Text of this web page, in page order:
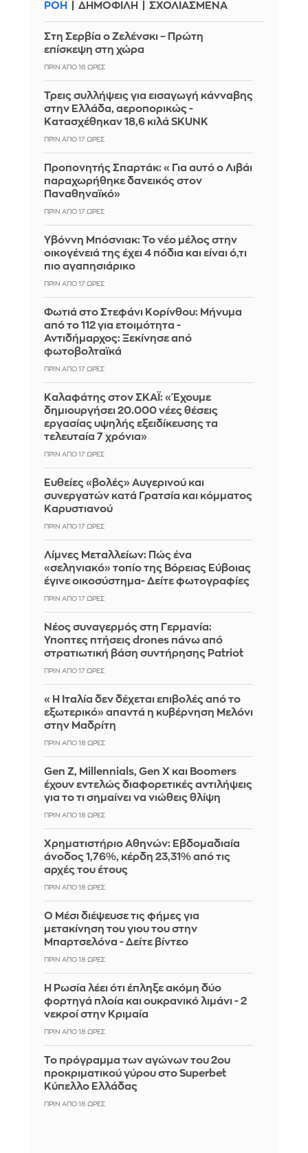
ΡΟΗ ΔΗΜΟΦΙΛΗ ΣΧΟΛΙΑΣΜΕΝΑ
Στη Σερβία ο Ζελένσκι – Πρώτη
επίσκεψη στη χώρα
ΠΡΙΝ ΑΠΌ 16 ΏΡΕΣ
Τρεις συλλήψεις για εισαγωγή κάνναβης
στην Ελλάδα, αεροπορικώς -
Κατασχέθηκαν 18,6 κιλά SKUNK
ΠΡΙΝ ΑΠΌ 17 ΏΡΕΣ
Προπονητής Σπαρτάκ: «Για αυτό ο Λιβάι
παραχωρήθηκε δανεικός στον
Παναθηναϊκό»
ΠΡΙΝ ΑΠΌ 17 ΏΡΕΣ
Υβόννη Μπόσνιακ: Το νέο μέλος στην
οικογένειά της έχει 4 πόδια και είναι ό,τι
πιο αγαπησιάρικο
ΠΡΙΝ ΑΠΌ 17 ΏΡΕΣ
Φωτιά στο Στεφάνι Κορίνθου: Μήνυμα
από το 112 για ετοιμότητα -
Αντιδήμαρχος: Ξεκίνησε από
φωτοβολταϊκά
ΠΡΙΝ ΑΠΌ 17 ΏΡΕΣ
Καλαφάτης στον ΣΚΑΪ: «Έχουμε
δημιουργήσει 20.000 νέες θέσεις
εργασίας υψηλής εξειδίκευσης τα
τελευταία 7 χρόνια»
ΠΡΙΝ ΑΠΌ 17 ΏΡΕΣ
Ευθείες «βολές» Αυγερινού και
συνεργατών κατά Γρατσία και κόμματος
Καρυστιανού
ΠΡΙΝ ΑΠΌ 17 ΏΡΕΣ
Λίμνες Μεταλλείων: Πώς ένα
«σεληνιακό» τοπίο της Βόρειας Εύβοιας
έγινε οικοσύστημα- Δείτε φωτογραφίες
ΠΡΙΝ ΑΠΌ 17 ΏΡΕΣ
Νέος συναγερμός στη Γερμανία:
Ύποπτες πτήσεις drones πάνω από
στρατιωτική βάση συντήρησης Patriot
ΠΡΙΝ ΑΠΌ 17 ΏΡΕΣ
«Η Ιταλία δεν δέχεται επιβολές από το
εξωτερικό» απαντά η κυβέρνηση Μελόνι
στην Μαδρίτη
ΠΡΙΝ ΑΠΌ 18 ΏΡΕΣ
Gen Z, Millennials, Gen X και Boomers
έχουν εντελώς διαφορετικές αντιλήψεις
για το τι σημαίνει να νιώθεις θλίψη
ΠΡΙΝ ΑΠΌ 18 ΏΡΕΣ
Χρηματιστήριο Αθηνών: Εβδομαδιαία
άνοδος 1,76%, κέρδη 23,31% από τις
αρχές του έτους
ΠΡΙΝ ΑΠΌ 18 ΏΡΕΣ
Ο Μέσι διέψευσε τις φήμες για
μετακίνηση του γιου του στην
Μπαρτσελόνα - Δείτε βίντεο
ΠΡΙΝ ΑΠΌ 18 ΏΡΕΣ
Η Ρωσία λέει ότι έπληξε ακόμη δύο
φορτηγά πλοία και ουκρανικό λιμάνι - 2
νεκροί στην Κριμαία
ΠΡΙΝ ΑΠΌ 18 ΏΡΕΣ
Το πρόγραμμα των αγώνων του 2ου
προκριματικού γύρου στο Superbet
Κύπελλο Ελλάδας
ΠΡΙΝ ΑΠΌ 18 ΏΡΕΣ